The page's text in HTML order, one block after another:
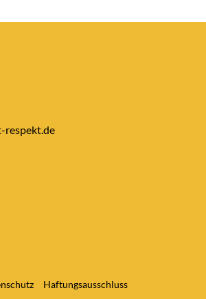
respekt.de
Haftungsausschluss